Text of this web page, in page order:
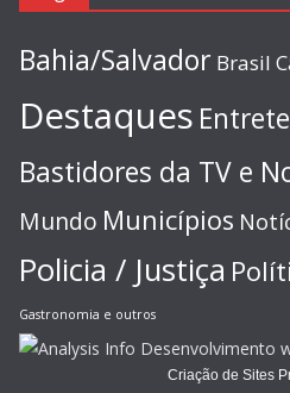
Bahia/Salvador Brasil
Destaques
Bastidores da TV e
Mundo Municípios
Policia / Justiça
Gastronomia e outros
Criação de Sites